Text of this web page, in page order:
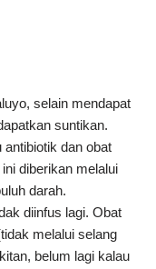
selain mendapat
suntikan.
antibiotik dan obat
diberikan melalui
darah.
diinfus lagi. Obat
melalui selang
belum lagi kalau